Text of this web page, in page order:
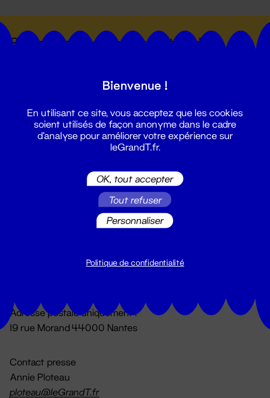
Suivez toutes les actualités du
Du lundi au vendredi 14h → 18h
Adresse postale uniquement :
19 rue Morand 44000 Nantes
Contact presse
Annie Ploteau
ploteau@leGrandT.fr
Bienvenue !
En utilisant ce site, vous acceptez que les cookies
soient utilisés de façon anonyme dans le cadre
d'analyse pour améliorer votre expérience sur
leGrandT.fr.
OK, tout accepter
Tout refuser
Personnaliser
Politique de confidentialité